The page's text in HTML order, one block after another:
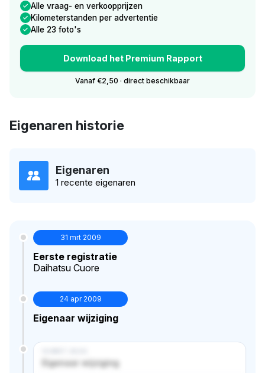
Alle vraag- en verkoopprijzen
Kilometerstanden per advertentie
Alle 23 foto's
Download het Premium Rapport
Vanaf €2,50 · direct beschikbaar
Eigenaren historie
Eigenaren
1 recente eigenaren
31 mrt 2009
Eerste registratie
Daihatsu Cuore
24 apr 2009
Eigenaar wijziging
Eigenaar wijziging